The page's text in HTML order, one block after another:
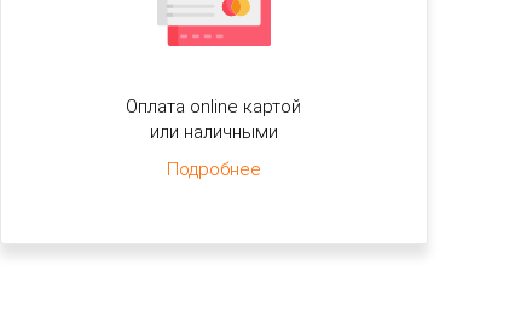
Оплата online картой
или наличными
Подробнее